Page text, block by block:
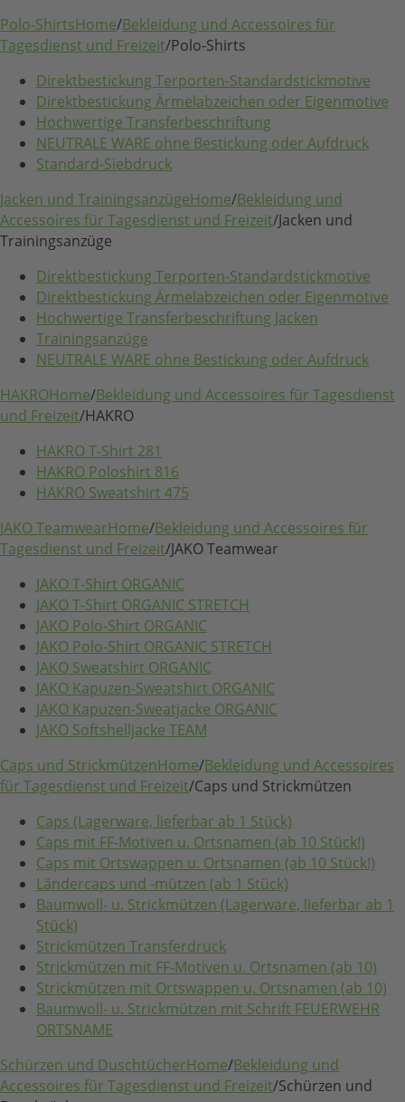
Polo-ShirtsHome/Bekleidung und Accessoires für
Tagesdienst und Freizeit/Polo-Shirts
Direktbestickung Terporten-Standardstickmotive
Direktbestickung Ärmelabzeichen oder Eigenmotive
Hochwertige Transferbeschriftung
NEUTRALE WARE ohne Bestickung oder Aufdruck
Standard-Siebdruck
Jacken und TrainingsanzügeHome/Bekleidung und
Accessoires für Tagesdienst und Freizeit/Jacken und
Trainingsanzüge
Direktbestickung Terporten-Standardstickmotive
Direktbestickung Ärmelabzeichen oder Eigenmotive
Hochwertige Transferbeschriftung Jacken
Trainingsanzüge
NEUTRALE WARE ohne Bestickung oder Aufdruck
HAKROHome/Bekleidung und Accessoires für Tagesdienst
und Freizeit/HAKRO
HAKRO T-Shirt 281
HAKRO Poloshirt 816
HAKRO Sweatshirt 475
JAKO TeamwearHome/Bekleidung und Accessoires für
Tagesdienst und Freizeit/JAKO Teamwear
JAKO T-Shirt ORGANIC
JAKO T-Shirt ORGANIC STRETCH
JAKO Polo-Shirt ORGANIC
JAKO Polo-Shirt ORGANIC STRETCH
JAKO Sweatshirt ORGANIC
JAKO Kapuzen-Sweatshirt ORGANIC
JAKO Kapuzen-Sweatjacke ORGANIC
JAKO Softshelljacke TEAM
Caps und StrickmützenHome/Bekleidung und Accessoires
für Tagesdienst und Freizeit/Caps und Strickmützen
Caps (Lagerware, lieferbar ab 1 Stück)
Caps mit FF-Motiven u. Ortsnamen (ab 10 Stück!)
Caps mit Ortswappen u. Ortsnamen (ab 10 Stück!)
Ländercaps und -mützen (ab 1 Stück)
Baumwoll- u. Strickmützen (Lagerware, lieferbar ab 1
Stück)
Strickmützen Transferdruck
Strickmützen mit FF-Motiven u. Ortsnamen (ab 10)
Strickmützen mit Ortswappen u. Ortsnamen (ab 10)
Baumwoll- u. Strickmützen mit Schrift FEUERWEHR
ORTSNAME
Schürzen und DuschtücherHome/Bekleidung und
Accessoires für Tagesdienst und Freizeit/Schürzen und